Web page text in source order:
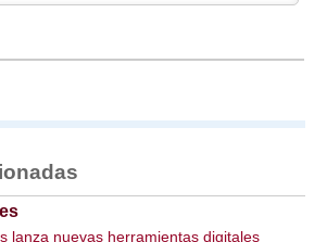
lanza nuevas herramientas digitales